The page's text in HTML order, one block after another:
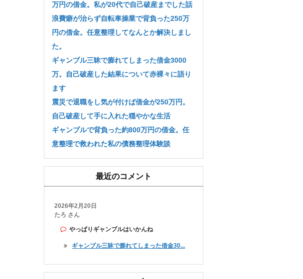
万円の借金。私が20代で自己破産までした話
浪費癖が治らず自転車操業で背負った250万
円の借金。任意整理してなんとか解決しまし
た。
ギャンブル三昧で膨れてしまった借金3000
万。自己破産した結果について赤裸々に語り
ます
震災で退職をし気が付けば借金が250万円。
自己破産して手に入れた穏やかな生活
ギャンブルで背負った約800万円の借金。任
意整理で救われた私の債務整理体験談
最近のコメント
2026年2月20日
たろ さん
やっぱりギャンブルはいかんね
ギャンブル三昧で膨れてしまった借金30...